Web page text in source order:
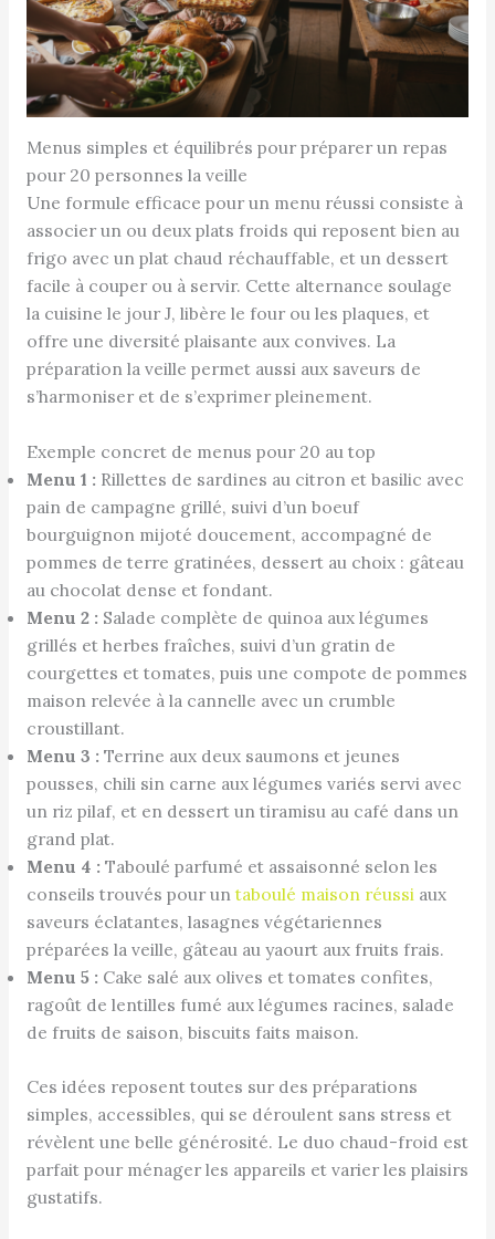
Menus simples et équilibrés pour préparer un repas
pour 20 personnes la veille
Une formule efficace pour un menu réussi consiste à
associer un ou deux plats froids qui reposent bien au
frigo avec un plat chaud réchauffable, et un dessert
facile à couper ou à servir. Cette alternance soulage
la cuisine le jour J, libère le four ou les plaques, et
offre une diversité plaisante aux convives. La
préparation la veille permet aussi aux saveurs de
s’harmoniser et de s’exprimer pleinement.
Exemple concret de menus pour 20 au top
Menu 1 : Rillettes de sardines au citron et basilic avec
pain de campagne grillé, suivi d’un boeuf
bourguignon mijoté doucement, accompagné de
pommes de terre gratinées, dessert au choix : gâteau
au chocolat dense et fondant.
Menu 2 : Salade complète de quinoa aux légumes
grillés et herbes fraîches, suivi d’un gratin de
courgettes et tomates, puis une compote de pommes
maison relevée à la cannelle avec un crumble
croustillant.
Menu 3 : Terrine aux deux saumons et jeunes
pousses, chili sin carne aux légumes variés servi avec
un riz pilaf, et en dessert un tiramisu au café dans un
grand plat.
Menu 4 : Taboulé parfumé et assaisonné selon les
conseils trouvés pour untaboulé maison réussiaux
saveurs éclatantes, lasagnes végétariennes
préparées la veille, gâteau au yaourt aux fruits frais.
Menu 5 : Cake salé aux olives et tomates confites,
ragoût de lentilles fumé aux légumes racines, salade
de fruits de saison, biscuits faits maison.
Ces idées reposent toutes sur des préparations
simples, accessibles, qui se déroulent sans stress et
révèlent une belle générosité. Le duo chaud-froid est
parfait pour ménager les appareils et varier les plaisirs
gustatifs.